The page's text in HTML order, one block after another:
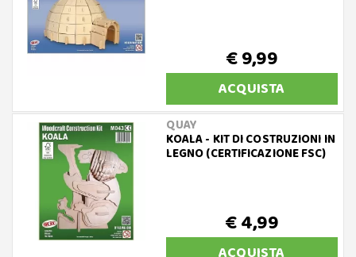
€ 9,99
ACQUISTA
QUAY
KOALA - KIT DI COSTRUZIONI IN
LEGNO (CERTIFICAZIONE FSC)
€ 4,99